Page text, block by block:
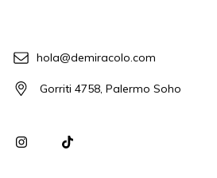
hola@demiracolo.com
Gorriti 4758, Palermo Soho